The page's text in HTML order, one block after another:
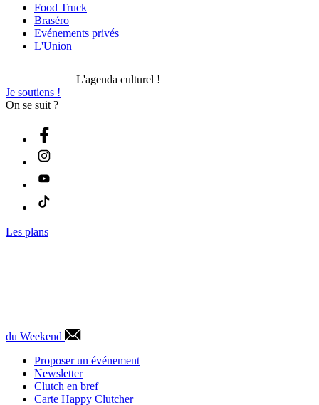
Food Truck
Braséro
Evénements privés
L'Union
L'agenda culturel !
Je soutiens !
On se suit ?
Les plans
du Weekend
Proposer un événement
Newsletter
Clutch en bref
Carte Happy Clutcher